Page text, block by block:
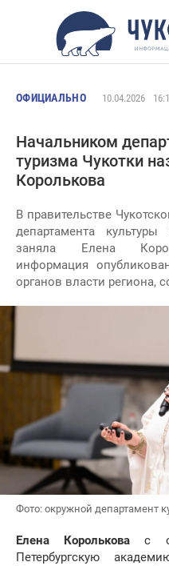
ОФИЦИАЛЬНО 10.04.2026
Начальником
туризма Чукотки
Королькова
В правительстве
департамента
заняла Елена
информация
органов власти региона,
Фото: окружной департамент
Елена Королькова с
Петербургскую